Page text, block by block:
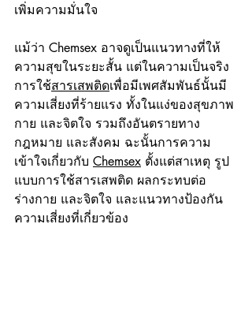
เพิ่มความมั่นใจ
แม้ว่า Chemsex อาจดูเป็นแนวทางที่ให้
ความสุขในระยะสั้น แต่ในความเป็นจริง
การใช้สารเสพติดเพื่อมีเพศสัมพันธ์นั้นมี
ความเสี่ยงที่ร้ายแรง ทั้งในแง่ของสุขภาพ
กาย และจิตใจ รวมถึงอันตรายทาง
กฎหมาย และสังคม ฉะนั้นการความ
เข้าใจเกี่ยวกับ Chemsex ตั้งแต่สาเหตุ รูป
แบบการใช้สารเสพติด ผลกระทบต่อ
ร่างกาย และจิตใจ และแนวทางป้องกัน
ความเสี่ยงที่เกี่ยวข้อง